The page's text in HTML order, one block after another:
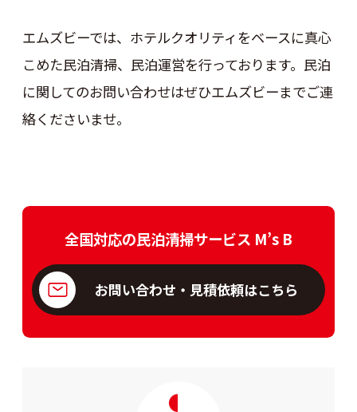
エムズビーでは、ホテルクオリティをベースに真心
こめた民泊清掃、民泊運営を行っております。民泊
に関してのお問い合わせはぜひエムズビーまでご連
絡くださいませ。
全国対応の民泊清掃サービス M’s B
お問い合わせ・見積依頼はこちら